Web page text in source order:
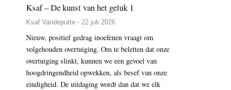
Ksaf – De kunst van het geluk 1
Ksaf Vandeputte - 22 juli 2026
Nieuw, positief gedrag inoefenen vraagt om
volgehouden overtuiging. Om te beletten dat onze
overtuiging slinkt, kunnen we een gevoel van
hoogdringendheid opwekken, als besef van onze
eindigheid. De uitdaging wordt dan dat we elk